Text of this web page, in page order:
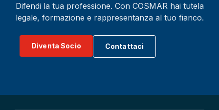
Difendi la tua professione. Con COSMAR hai tutela
legale, formazione e rappresentanza al tuo fianco.
Diventa Socio Contattaci